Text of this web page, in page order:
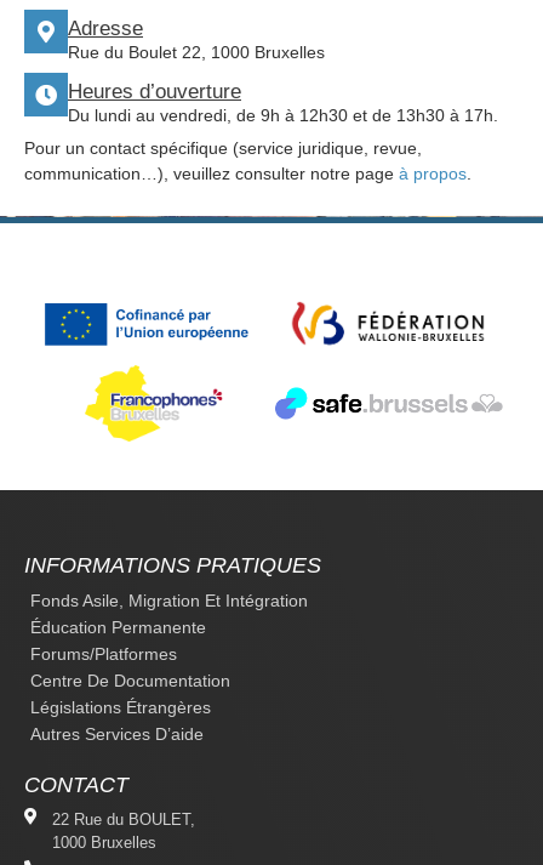
Adresse
Rue du Boulet 22, 1000 Bruxelles
Heures d’ouverture
Du lundi au vendredi, de 9h à 12h30 et de 13h30 à 17h.
Pour un contact spécifique (service juridique, revue,
communication…), veuillez consulter notre page à propos
INFORMATIONS PRATIQUES
Fonds Asile, Migration Et Intégration
Éducation Permanente
Forums/platformes
Centre De Documentation
Législations Étrangères
Autres Services D’aide
CONTACT
22 Rue du BOULET,
1000 Bruxelles